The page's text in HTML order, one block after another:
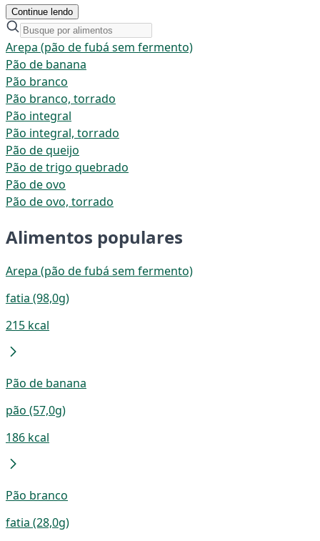
Continue lendo
Arepa (pão de fubá sem fermento)
Pão de banana
Pão branco
Pão branco, torrado
Pão integral
Pão integral, torrado
Pão de queijo
Pão de trigo quebrado
Pão de ovo
Pão de ovo, torrado
Alimentos populares
Arepa (pão de fubá sem fermento)
fatia (98,0g)
215 kcal
Pão de banana
pão (57,0g)
186 kcal
Pão branco
fatia (28,0g)